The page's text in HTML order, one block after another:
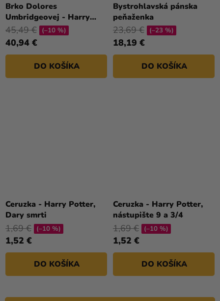
Brko Dolores
Umbridgeovej - Harry
Potter
40,94 €
45,49 € (–10 %)
DO KOŠÍKA
Bystrohlavská pánska
peňaženka
18,19 €
23,69 € (–23 %)
DO KOŠÍKA
Ceruzka - Harry Potter,
Dary smrti
1,52 €
1,69 € (–10 %)
DO KOŠÍKA
Ceruzka - Harry Potter,
nástupište 9 a 3/4
1,52 €
1,69 € (–10 %)
DO KOŠÍKA